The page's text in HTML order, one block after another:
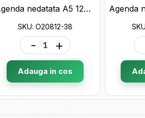
Agenda nedatata A5 128 foi cu elastic (cop.tare) linii O20812-38
SKU: O20812-38
- +
Adauga in cos